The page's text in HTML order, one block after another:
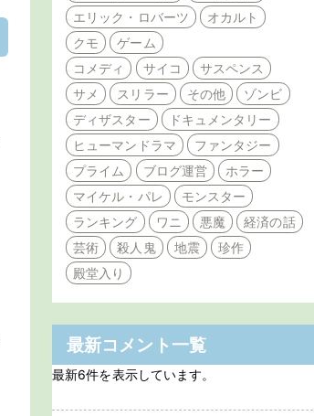
エリック・ロバーツ
オカルト
クモ
ゲーム
コメディ
サイコ
サスペンス
サメ
スリラー その他
ゾンビ
ディザスター
ドキュメンタリー
ヒューマンドラマ
ファンタジー
プライム
ブログ運営
ホラー
マイケル・パレ
モンスター
ランキング
ワニ 悪魔
経済の話
芸術
殺人鬼 地震
珍作
殿堂入り
最新コメント一覧
最新6件を表示しています。